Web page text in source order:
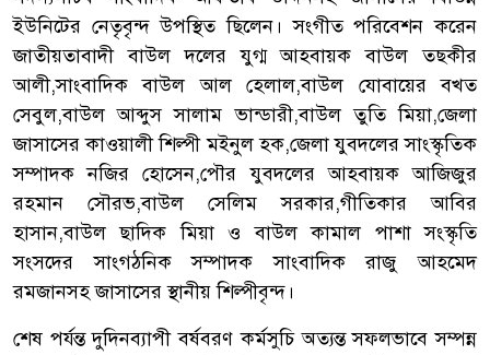
ইউনিটের নেতৃবৃন্দ উপস্থিত ছিলেন। সংগীত পরিবেশন করেন
জাতীয়তাবাদী বাউল দলের যুগ্ম আহবায়ক বাউল তছকীর
আলী,সাংবাদিক বাউল আল হেলাল,বাউল যোবায়ের বখত
সেবুল,বাউল আব্দুস সালাম ভান্ডারী,বাউল তুতি মিয়া,জেলা
জাসাসের কাওয়ালী শিল্পী মইনুল হক,জেলা যুবদলের সাংস্কৃতিক
সম্পাদক নজির হোসেন,পৌর যুবদলের আহবায়ক আজিজুর
রহমান সৌরভ,বাউল সেলিম সরকার,গীতিকার আবির
হাসান,বাউল ছাদিক মিয়া ও বাউল কামাল পাশা সংস্কৃতি
সংসদের সাংগঠনিক সম্পাদক সাংবাদিক রাজু আহমেদ
রমজানসহ জাসাসের স্থানীয় শিল্পীবৃন্দ।
শেষ পর্যন্ত দুদিনব্যাপী বর্ষবরণ কর্মসুচি অত্যন্ত সফলভাবে সম্পন্ন